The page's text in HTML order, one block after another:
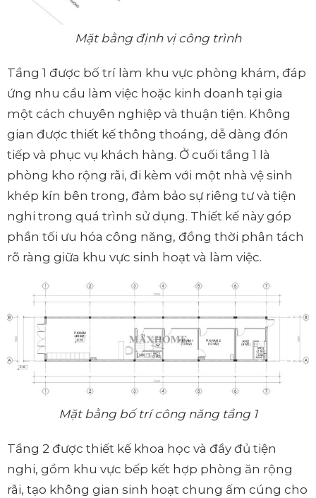
Mặt bằng định vị công trình
Tầng 1 được bố trí làm khu vực phòng khám, đáp
ứng nhu cầu làm việc hoặc kinh doanh tại gia
một cách chuyên nghiệp và thuận tiện. Không
gian được thiết kế thông thoáng, dễ dàng đón
tiếp và phục vụ khách hàng. Ở cuối tầng 1 là
phòng kho rộng rãi, đi kèm với một nhà vệ sinh
khép kín bên trong, đảm bảo sự riêng tư và tiện
nghi trong quá trình sử dụng. Thiết kế này góp
phần tối ưu hóa công năng, đồng thời phân tách
rõ ràng giữa khu vực sinh hoạt và làm việc.
Mặt bằng bố trí công năng tầng 1
Tầng 2 được thiết kế khoa học và đầy đủ tiện
nghi, gồm khu vực bếp kết hợp phòng ăn rộng
rãi, tạo không gian sinh hoạt chung ấm cúng cho